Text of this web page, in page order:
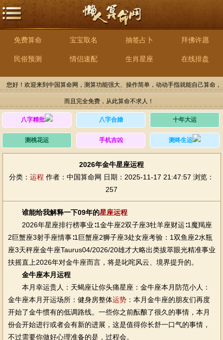
免费算命 宝宝取名 抽签占卜 拜佛许愿
民俗预测 情侣速配 生肖星座 在线排盘
您好！欢迎来到中国算命网，测算功能强大、操作简单，动动手指就能自己算命，
而且完全免费，从此算命不求人！
八字精批 八字合婚 十年大运
测桃花运 手机吉凶 测终生运
2026年金牛星座运程
分类： 运程 作者：中国算命网 日期：2025-11-17 21:47:57 浏览：
257
谁能给我解释一下09年的星座运程
2026年星座排行榜事业∶1金牛座2双子座3牡羊座财运∶1魔羯座
2巨蟹座3射手座情事∶1巨蟹座2狮子座3处女座考验：1双鱼座2水瓶
座3天秤座金牛座Taurus04/2026/20雄才大略出类拔萃眼光精准事业
扶摇直上2026年对金牛座而言，将是叱咤风云、境界提升的。
金牛座本月运程
本月幸运贵人：天蝎座让你头痛星座：金牛座本月防范小人：
金牛座本月开运场所：健身房整体运势：本月金牛座的朋友们再度
开始了金牛惯有的低调路线。一些你之前酝酿了很久的事情，本月
份会开始进行或者会有新的进展，这是值得你长舒一口气的事情，
不过需要你做好心理准备的是，过程会。